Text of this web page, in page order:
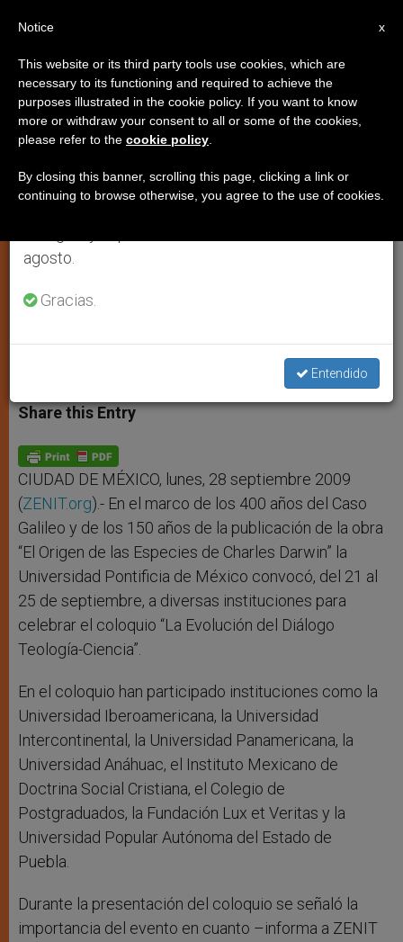
México: La Universidad
Pontificia abre un espacio al
diálogo fe-ciencia
Celebrado el coloquio “La Evolución del
CULTURA
t
s
p
p
s
e
g
e
r
e
b
o
k
t r
Share this Entry
CIUDAD DE MÉXICO, lunes, 28 septiembre 2009
(ZENIT.org).- En el marco de los 400 años del Caso
Galileo y de los 150 años de la publicación de la obra
“El Origen de las Especies de Charles Darwin” la
Universidad Pontificia de México convocó, del 21 al
25 de septiembre, a diversas instituciones para
celebrar el coloquio “La Evolución del Diálogo
Teología-Ciencia”.
En el coloquio han participado instituciones como la
Universidad Iberoamericana, la Universidad
Intercontinental, la Universidad Panamericana, la
Universidad Anáhuac, el Instituto Mexicano de
Doctrina Social Cristiana, el Colegio de
Postgraduados, la Fundación Lux et Veritas y la
Universidad Popular Autónoma del Estado de
Puebla.
Durante la presentación del coloquio se señaló la
importancia del evento en cuanto –informa a ZENIT
×
Aviso importante
Del 27 de julio al 7 de agosto haremos la pausa
anual, aprovechando que en el periodo de verano
se generan menos informaciones y también el
agosto.
Gracias.
Entendido
x
Notice
This website or its third party tools use cookies, which are
necessary to its functioning and required to achieve the
purposes illustrated in the cookie policy. If you want to know
more or withdraw your consent to all or some of the cookies,
please refer to the cookie policy
By closing this banner, scrolling this page, clicking a link or
continuing to browse otherwise, you agree to the use of cookies.